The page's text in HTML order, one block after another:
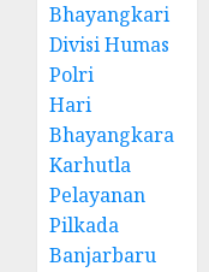
Bhayangkari
Divisi Humas
Polri
Hari
Bhayangkara
Karhutla
Pelayanan
Pilkada
Banjarbaru